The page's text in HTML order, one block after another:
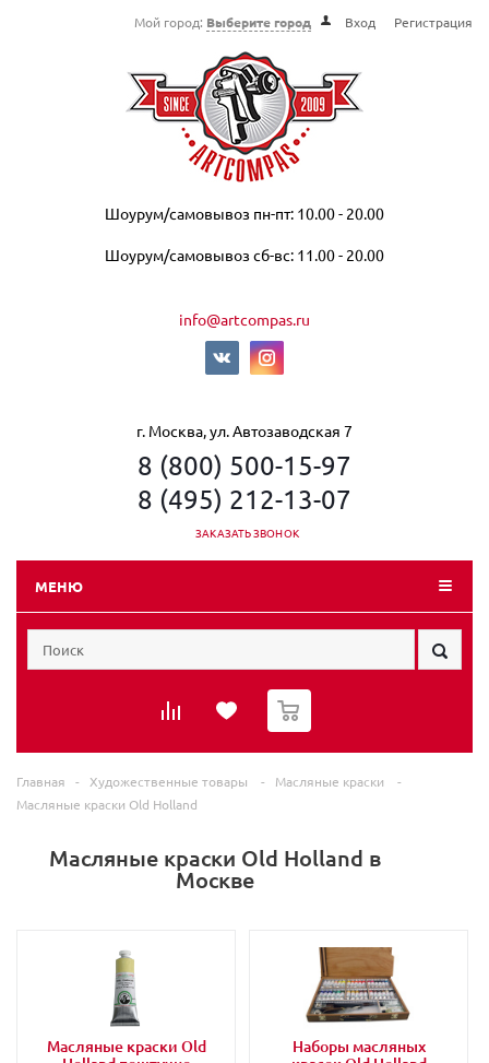
Мой город: Выберите город Вход Регистрация
Шоурум/самовывоз пн-пт: 10.00 - 20.00
Шоурум/самовывоз сб-вс: 11.00 - 20.00
info@artcompas.ru
г. Москва, ул. Автозаводская 7
8 (800) 500-15-97
8 (495) 212-13-07
ЗАКАЗАТЬ ЗВОНОК
МЕНЮ
0
Главная - Художественные товары - Масляные краски
-
Масляные краски Old Holland
Масляные краски Old Holland в
Москве
Масляные краски Old
Наборы масляных